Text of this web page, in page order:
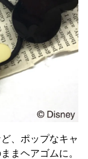
、ポップなキャ
まヘアゴムに。